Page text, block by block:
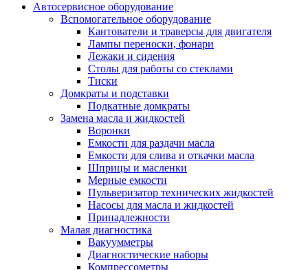
Автосервисное оборудование
Вспомогательное оборудование
Кантователи и траверсы для двигателя
Лампы переноски, фонари
Лежаки и сидения
Столы для работы со стеклами
Тиски
Домкраты и подставки
Подкатные домкраты
Замена масла и жидкостей
Воронки
Емкости для раздачи масла
Емкости для слива и откачки масла
Шприцы и масленки
Мерные емкости
Пульверизатор технических жидкостей
Насосы для масла и жидкостей
Принадлежности
Малая диагностика
Вакуумметры
Диагностические наборы
Компрессометры